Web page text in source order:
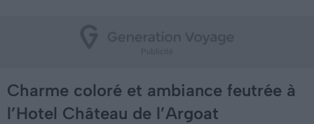
Charme coloré et ambiance feutrée à
l’Hotel Château de l’Argoat